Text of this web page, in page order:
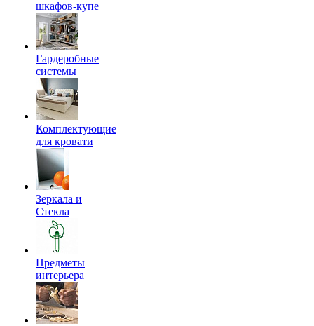
шкафов-купе
Гардеробные
системы
Комплектующие
для кровати
Зеркала и
Стекла
Предметы
интерьера